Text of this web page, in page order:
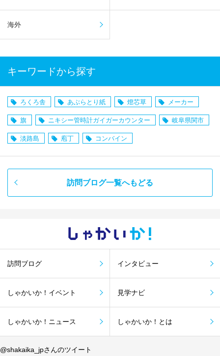
海外
キーワードから探す
ろくろ舎 あぶらとり紙 燈芯草 メーカー
旗 ニキシー管時計ガイガーカウンター 岐阜県関市
淡路島 庖丁 コンバイン
訪問ブログ一覧へもどる
しゃかい か！
訪問ブログ インタビュー
しゃかいか！イベント 見学ナビ
しゃかいか！ニュース しゃかいか！とは
@shakaika_jpさんのツイート